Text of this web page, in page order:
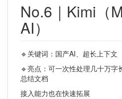
No.6｜Kimi（
AI）
🔹关键词：国产AI、超长上下文
🔹亮点：可一次性处理几十万字
总结文档
接入能力也在快速拓展